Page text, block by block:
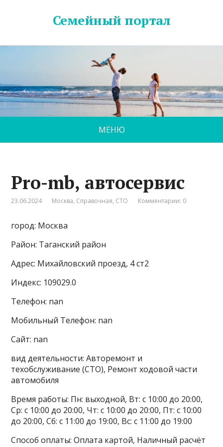
Семейный портал
МЕНЮ
Pro-mb, автосервис
23.06.2024 Москва, Справочная, СТО Комментарии: 0
город: Москва
Район: Таганский район
Адрес: Михайловский проезд, 4 ст2
Индекс: 109029.0
Телефон: nan
Мобильный Телефон: nan
Сайт: nan
вид деятельности: Авторемонт и
техобслуживание (СТО), Ремонт ходовой части
автомобиля
Время работы: Пн: выходной, Вт: с 10:00 до 20:00,
Ср: с 10:00 до 20:00, Чт: с 10:00 до 20:00, Пт: с 10:00
до 20:00, Сб: с 11:00 до 19:00, Вс: с 11:00 до 19:00
Способ оплаты: Оплата картой, Наличный расчёт